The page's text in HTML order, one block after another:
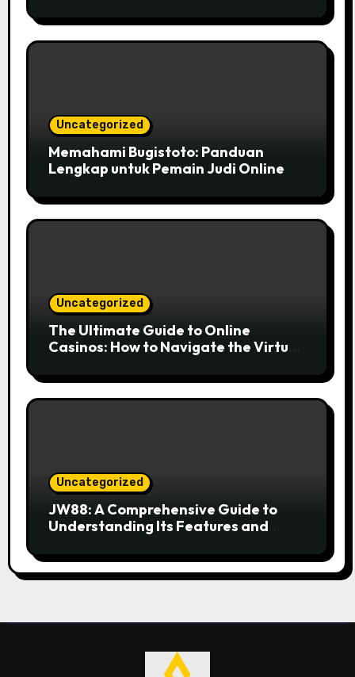
Uncategorized
Memahami Bugistoto: Panduan
Lengkap untuk Pemain Judi Online
Uncategorized
The Ultimate Guide to Online
Casinos: How to Navigate the Virtual
Uncategorized
JW88: A Comprehensive Guide to
Understanding Its Features and